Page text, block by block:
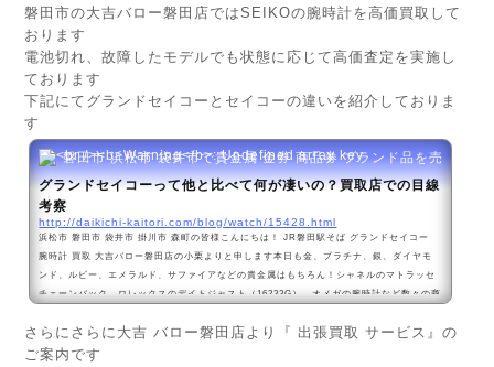
磐田市の大吉バロー磐田店ではSEIKOの腕時計を高価買取して
おります
電池切れ、故障したモデルでも状態に応じて高価査定を実施し
ております
下記にてグランドセイコーとセイコーの違いを紹介しておりま
す
磐田市 浜松市 袋井市で貴金属 金券 商品券 ブランド品を売るなら
グランドセイコーって他と比べて何が凄いの？買取店での目線
考察
http://daikichi-kaitori.com/blog/watch/15428.html
浜松市 磐田市 袋井市 掛川市 森町の皆様こんにちは！ JR磐田駅そば グランドセイコー
腕時計 買取 大吉バロー磐田店の小栗よりと申します本日も金、プラチナ、銀、ダイヤモ
ンド、ルビー、エメラルド、サファイアなどの貴金属はもちろん！シャネルのマトラッセ
チェーンバック、ロレックスのデイトジャスト（16233G）、オメガの腕時計など数々の商
る事がありまして我が家で使用しているクォーツの掛時計の修理、修理というかムーブメ
ントを交換したい...
さらにさらに大吉 バロー磐田店より『 出張買取 サービス』の
ご案内です